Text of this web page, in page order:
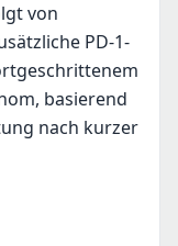
von
PD-1-
basierend
nach kurzer